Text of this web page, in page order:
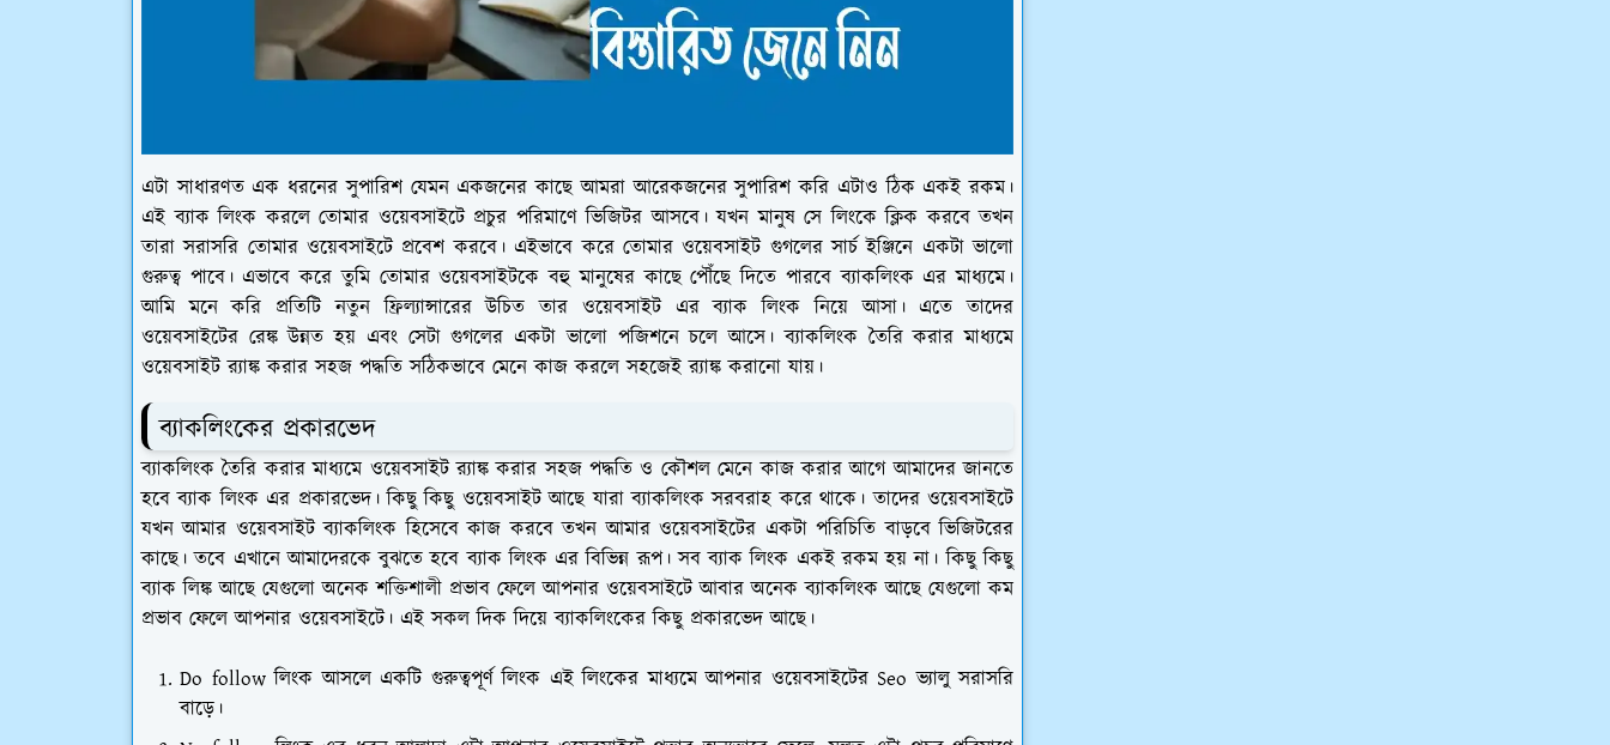
এটা সাধারণত এক ধরনের সুপারিশ যেমন একজনের কাছে আমরা আরেকজনের সুপারিশ করি এটাও ঠিক একই রকম।
এই ব্যাক লিংক করলে তোমার ওয়েবসাইটে প্রচুর পরিমাণে ভিজিটর আসবে। যখন মানুষ সে লিংকে ক্লিক করবে তখন
তারা সরাসরি তোমার ওয়েবসাইটে প্রবেশ করবে। এইভাবে করে তোমার ওয়েবসাইট গুগলের সার্চ ইঞ্জিনে একটা ভালো
গুরুত্ব পাবে। এভাবে করে তুমি তোমার ওয়েবসাইটকে বহু মানুষের কাছে পৌঁছে দিতে পারবে ব্যাকলিংক এর মাধ্যমে।
আমি মনে করি প্রতিটি নতুন ফ্রিল্যান্সারের উচিত তার ওয়েবসাইট এর ব্যাক লিংক নিয়ে আসা। এতে তাদের
ওয়েবসাইটের রেঙ্ক উন্নত হয় এবং সেটা গুগলের একটা ভালো পজিশনে চলে আসে। ব্যাকলিংক তৈরি করার মাধ্যমে
ওয়েবসাইট র‍্যাঙ্ক করার সহজ পদ্ধতি সঠিকভাবে মেনে কাজ করলে সহজেই র‍্যাঙ্ক করানো যায়।
ব্যাকলিংকের প্রকারভেদ
ব্যাকলিংক তৈরি করার মাধ্যমে ওয়েবসাইট র‍্যাঙ্ক করার সহজ পদ্ধতি ও কৌশল মেনে কাজ করার আগে আমাদের জানতে
হবে ব্যাক লিংক এর প্রকারভেদ। কিছু কিছু ওয়েবসাইট আছে যারা ব্যাকলিংক সরবরাহ করে থাকে। তাদের ওয়েবসাইটে
যখন আমার ওয়েবসাইট ব্যাকলিংক হিসেবে কাজ করবে তখন আমার ওয়েবসাইটের একটা পরিচিতি বাড়বে ভিজিটরের
কাছে। তবে এখানে আমাদেরকে বুঝতে হবে ব্যাক লিংক এর বিভিন্ন রূপ। সব ব্যাক লিংক একই রকম হয় না। কিছু কিছু
ব্যাক লিঙ্ক আছে যেগুলো অনেক শক্তিশালী প্রভাব ফেলে আপনার ওয়েবসাইটে আবার অনেক ব্যাকলিংক আছে যেগুলো কম
প্রভাব ফেলে আপনার ওয়েবসাইটে। এই সকল দিক দিয়ে ব্যাকলিংকের কিছু প্রকারভেদ আছে।
Do follow লিংক আসলে একটি গুরুত্বপূর্ণ লিংক এই লিংকের মাধ্যমে আপনার ওয়েবসাইটের Seo ভ্যালু সরাসরি
বাড়ে।